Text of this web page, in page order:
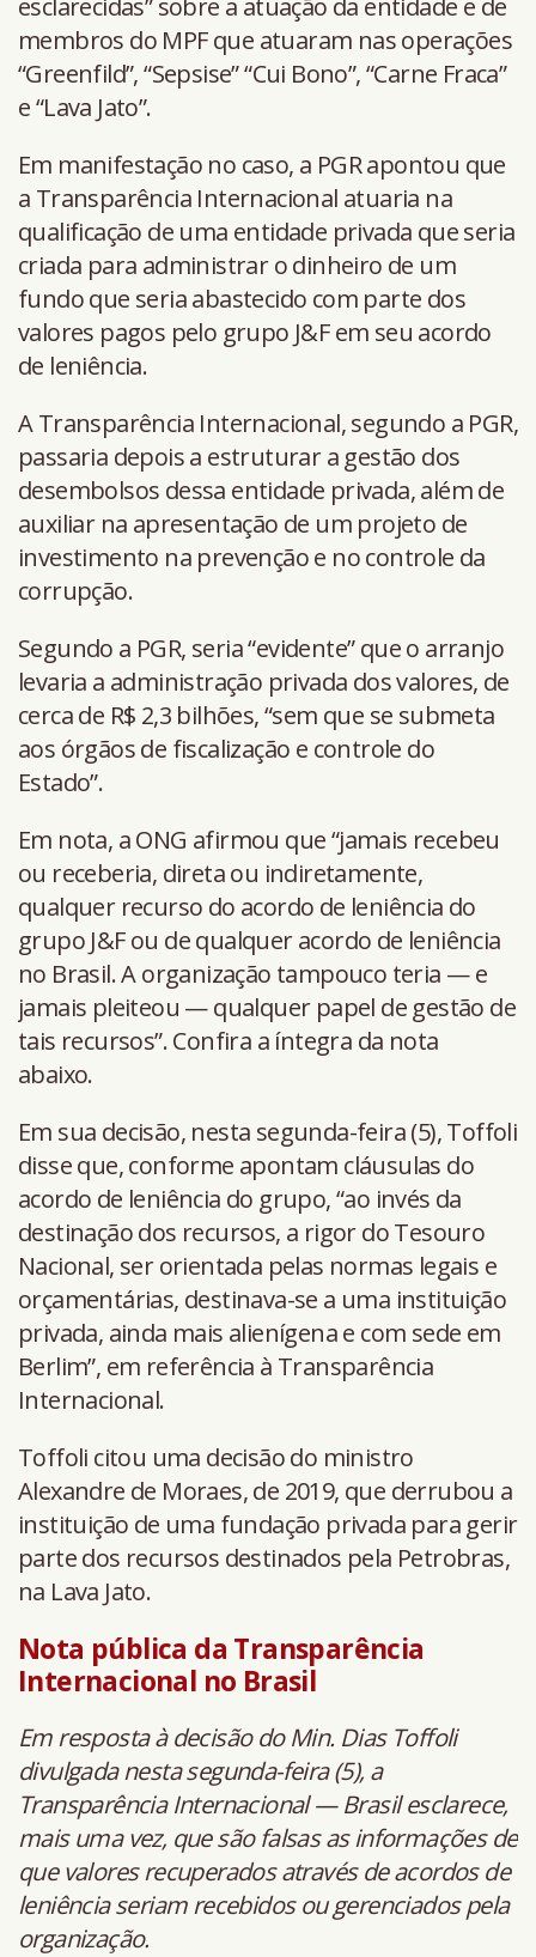
esclarecidas” sobre a atuação da entidade e de
membros do MPF que atuaram nas operações
“Greenfild”, “Sepsise” “Cui Bono”, “Carne Fraca”
e “Lava Jato”.
Em manifestação no caso, a PGR apontou que
a Transparência Internacional atuaria na
qualificação de uma entidade privada que seria
criada para administrar o dinheiro de um
fundo que seria abastecido com parte dos
valores pagos pelo grupo J&F em seu acordo
de leniência.
A Transparência Internacional, segundo a PGR,
passaria depois a estruturar a gestão dos
desembolsos dessa entidade privada, além de
auxiliar na apresentação de um projeto de
investimento na prevenção e no controle da
corrupção.
Segundo a PGR, seria “evidente” que o arranjo
levaria a administração privada dos valores, de
cerca de R$ 2,3 bilhões, “sem que se submeta
aos órgãos de fiscalização e controle do
Estado”.
Em nota, a ONG afirmou que “jamais recebeu
ou receberia, direta ou indiretamente,
qualquer recurso do acordo de leniência do
grupo J&F ou de qualquer acordo de leniência
no Brasil. A organização tampouco teria — e
jamais pleiteou — qualquer papel de gestão de
tais recursos”. Confira a íntegra da nota
abaixo.
Em sua decisão, nesta segunda-feira (5), Toffoli
disse que, conforme apontam cláusulas do
acordo de leniência do grupo, “ao invés da
destinação dos recursos, a rigor do Tesouro
Nacional, ser orientada pelas normas legais e
orçamentárias, destinava-se a uma instituição
privada, ainda mais alienígena e com sede em
Berlim”, em referência à Transparência
Internacional.
Toffoli citou uma decisão do ministro
Alexandre de Moraes, de 2019, que derrubou a
instituição de uma fundação privada para gerir
parte dos recursos destinados pela Petrobras,
na Lava Jato.
Nota pública da Transparência
Internacional no Brasil
Em resposta à decisão do Min. Dias Toffoli
divulgada nesta segunda-feira (5), a
Transparência Internacional — Brasil esclarece,
mais uma vez, que são falsas as informações de
que valores recuperados através de acordos de
leniência seriam recebidos ou gerenciados pela
organização.